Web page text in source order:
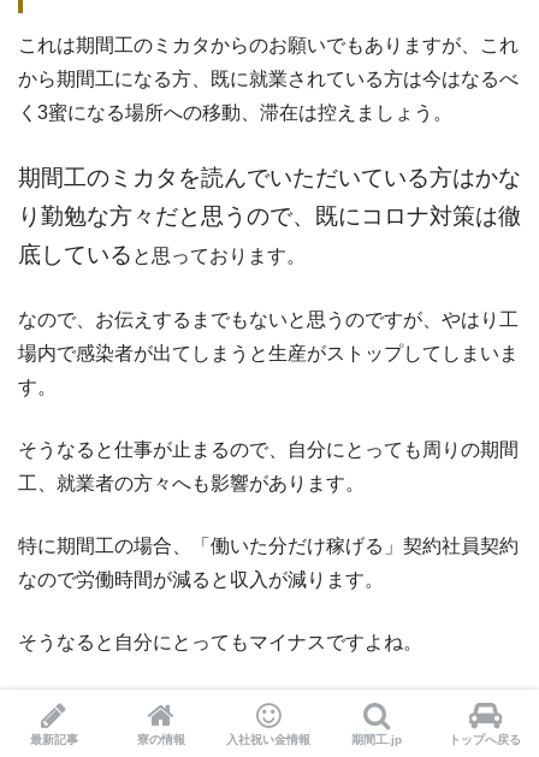
これは期間工のミカタからのお願いでもありますが、これ
から期間工になる方、既に就業されている方は今はなるべ
く3蜜になる場所への移動、滞在は控えましょう。
期間工のミカタを読んでいただいている方はかな
り勤勉な方々だと思うので、既にコロナ対策は徹
底している と思っております。
なので、お伝えするまでもないと思うのですが、やはり工
場内で感染者が出てしまうと生産がストップしてしまいま
す。
そうなると仕事が止まるので、自分にとっても周りの期間
工、就業者の方々へも影響があります。
特に期間工の場合、「働いた分だけ稼げる」契約社員契約
なので労働時間が減ると収入が減ります。
そうなると自分にとってもマイナスですよね。
なので、お互いが協力し合うことがめちゃくちゃ重要で
す。
最新記事 寮の情報 入社祝い金情報 期間工.jp トップへ戻る